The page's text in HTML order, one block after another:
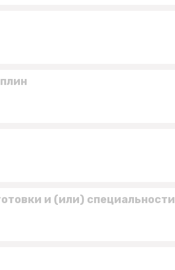
и (или) специальности